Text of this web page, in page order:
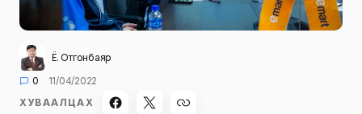
Ё. Отгонбаяр
0
11/04/2022
ХУВААЛЦАХ